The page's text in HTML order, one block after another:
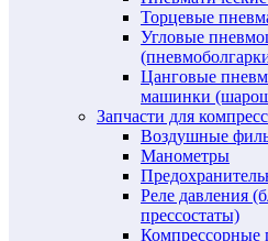
Торцевые
Угловые
Цанговые
машинки
Запчасти для
Воздушные
Манометры
Реле давления
прессостаты)
Компрессорные